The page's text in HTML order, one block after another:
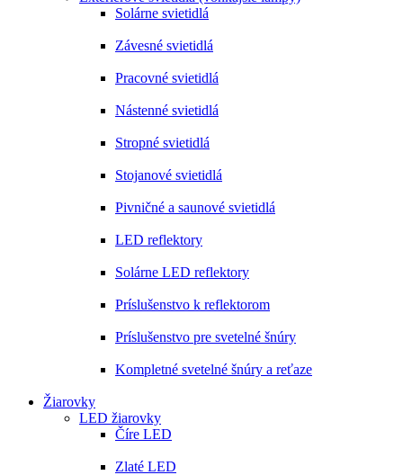
Solárne svietidlá
Závesné svietidlá
Pracovné svietidlá
Nástenné svietidlá
Stropné svietidlá
Stojanové svietidlá
Pivničné a saunové svietidlá
LED reflektory
Solárne LED reflektory
Príslušenstvo k reflektorom
Príslušenstvo pre svetelné šnúry
Kompletné svetelné šnúry a reťaze
Žiarovky
LED žiarovky
Číre LED
Zlaté LED